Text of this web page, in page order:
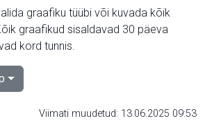
graafiku tüübi või kuvada kõik
graafikud sisaldavad 30 päeva
kord tunnis.
Viimati muudetud: 13.06.2025 09:53